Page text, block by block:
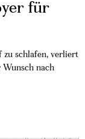
für
zu schlafen, verliert
Wunsch nach